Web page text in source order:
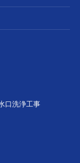
口洗浄工事